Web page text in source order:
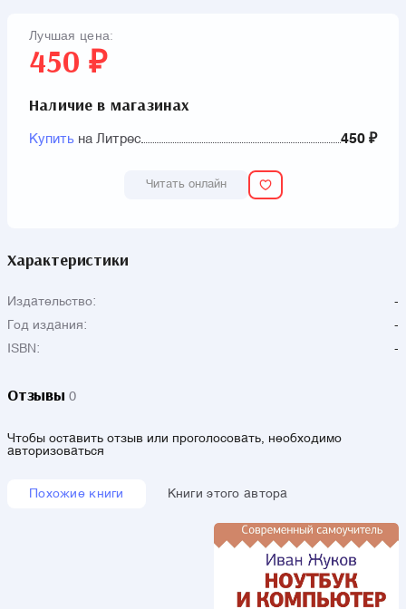
Лучшая цена:
450 ₽
Наличие в магазинах
Купить на Литрес 450 ₽
Читать онлайн
Характеристики
Издательство:
-
Год издания:
-
ISBN:
-
Отзывы 0
Чтобы оставить отзыв или проголосовать, необходимо
авторизоваться
Похожие книги Книги этого автора